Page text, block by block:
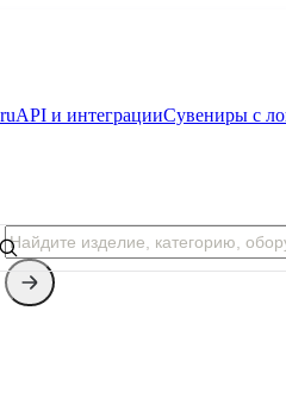
API и интеграцииСувениры с